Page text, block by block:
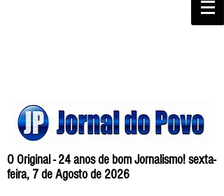
O Original - 24 anos de bom Jornalismo! sexta-
feira, 7 de Agosto de 2026